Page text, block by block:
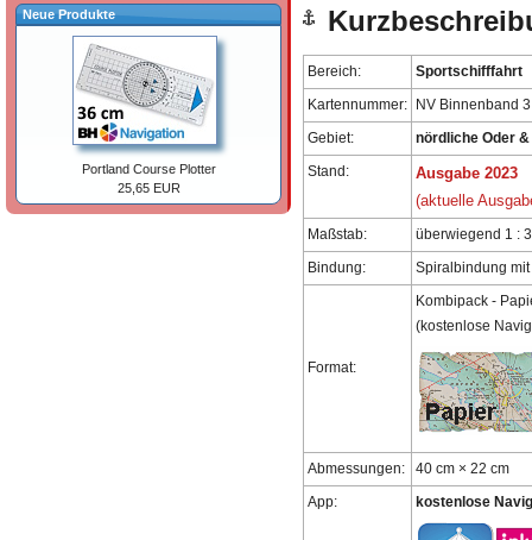
Bereich:
Sportschifffahrt
Kartennummer: NV Binnenband 3
Gebiet:
nördliche Oder &
Stand:
Ausgabe 2023
(aktuelle
Maßstab:
überwiegend 1 :
Bindung:
Spiralbindung
Format:
Kombipack -
(kostenlose
Abmessungen:
40 cm × 22 cm
App:
kostenlose
Neue Produkte
Portland Course Plotter
25,65 EUR